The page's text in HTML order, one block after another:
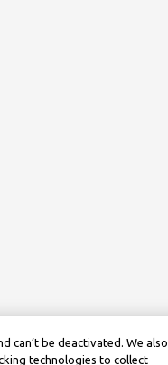
can’t be deactivated. We also
technologies to collect